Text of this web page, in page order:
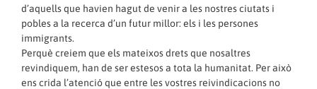
d’aquells que havien hagut de venir a les nostres ciutats i
pobles a la recerca d’un futur millor: els i les persones
immigrants.
Perquè creiem que els mateixos drets que nosaltres
revindiquem, han de ser estesos a tota la humanitat. Per això
ens crida l’atenció que entre les vostres reivindicacions no